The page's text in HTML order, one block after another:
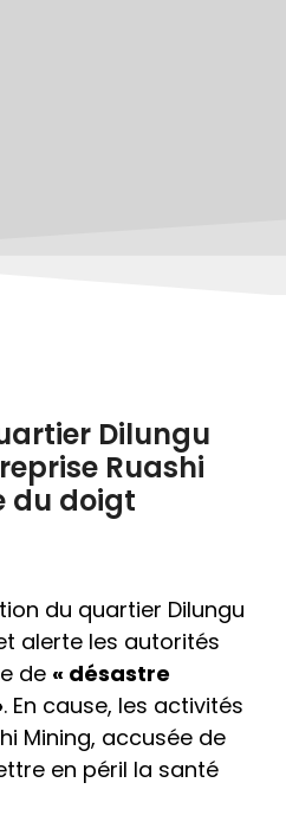
Dilungu
Ruashi
du doigt
du quartier Dilungu
alerte les autorités
de « désastre
. En cause, les activités
Mining, accusée de
en péril la santé